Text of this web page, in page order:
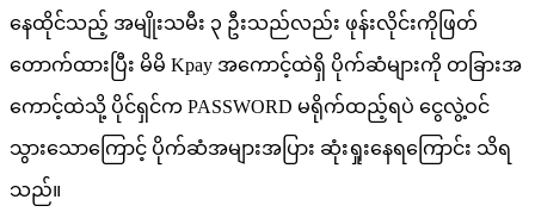
နေထိုင်သည့် အမျိုးသမီး ၃ ဦးသည်လည်း ဖုန်းလိုင်းကိုဖြတ်
တောက်ထားပြီး မိမိ Kpay အကောင့်ထဲရှိ ပိုက်ဆံများကို တခြားအ
ကောင့်ထဲသို့ ပိုင်ရှင်က PASSWORD မရိုက်ထည့်ရပဲ ငွေလွဲ့ဝင်
သွားသောကြောင့် ပိုက်ဆံအများအပြား ဆုံးရှုးနေရကြောင်း သိရ
သည်။